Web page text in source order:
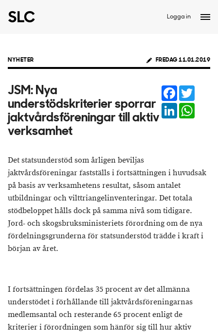
Logga in
NYHETER FREDAG 11.01.2019
JSM: Nya
understödskriterier sporrar
jaktvårdsföreningar till aktiv
verksamhet
Facebook
LinkedIn
Det statsunderstöd som årligen beviljas
jaktvårdsföreningar fastställs i fortsättningen i huvudsak
på basis av verksamhetens resultat, såsom antalet
utbildningar och vilttriangelinventeringar. Det totala
stödbeloppet hålls dock på samma nivå som tidigare.
Jord- och skogsbruksministeriets förordning om de nya
fördelningsgrunderna för statsunderstöd trädde i kraft i
början av året.
I fortsättningen fördelas 35 procent av det allmänna
understödet i förhållande till jaktvårdsföreningarnas
medlemsantal och resterande 65 procent enligt de
kriterier i förordningen som hänför sig till hur aktiv